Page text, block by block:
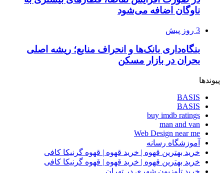
ناوگان اضافه می‌شود
3 روز پیش
بنگاه‌داری بانک‌ها و انحراف منابع؛ ریشه اصلی
بحران در بازار مسکن
پیوندها
BASIS
BASIS
buy imdb ratings
man and van
Web Design near me
آموزشگاه رسانه
خرید بهترین قهوه | خرید قهوه | قهوه گرنیکا کافی
خرید بهترین قهوه | خرید قهوه | قهوه گرنیکا کافی